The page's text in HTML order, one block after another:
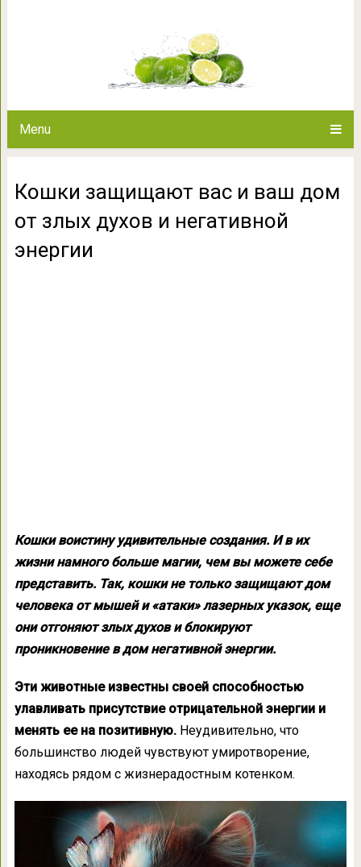
Menu
Кошки защищают вас и ваш дом
от злых духов и негативной
энергии
Кошки воистину удивительные создания. И в их
жизни намного больше магии, чем вы можете себе
представить. Так, кошки не только защищают дом
человека от мышей и «атаки» лазерных указок, еще
они отгоняют злых духов и блокируют
проникновение в дом негативной энергии.
Эти животные известны своей способностью
улавливать присутствие отрицательной энергии и
менять ее на позитивную.Неудивительно, что
большинство людей чувствуют умиротворение,
находясь рядом с жизнерадостным котенком.